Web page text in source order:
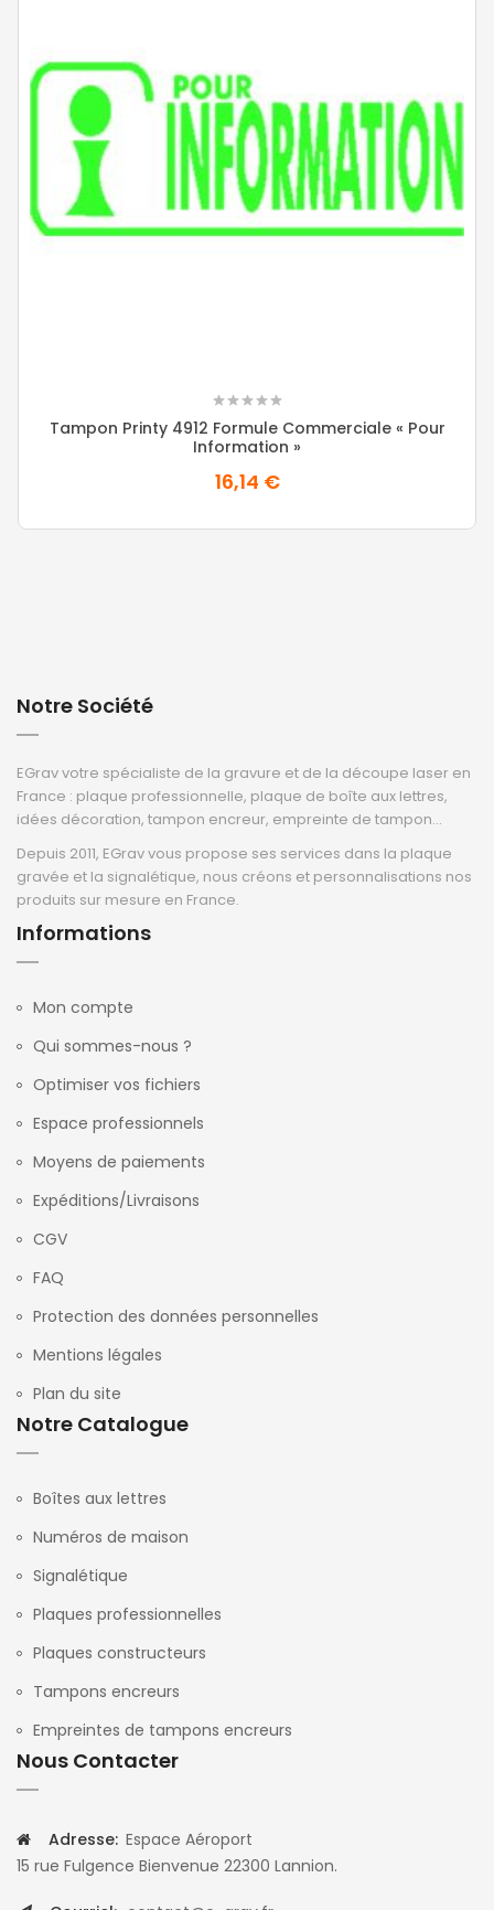
Tampon Printy 4912 Formule Commerciale « Pour
Information »
16,14 €
Notre Société
EGrav votre spécialiste de la gravure et de la découpe laser en
France : plaque professionnelle, plaque de boîte aux lettres,
idées décoration, tampon encreur, empreinte de tampon...
Depuis 2011, EGrav vous propose ses services dans la plaque
gravée et la signalétique, nous créons et personnalisations nos
produits sur mesure en France.
Informations
Mon compte
Qui sommes-nous ?
Optimiser vos fichiers
Espace professionnels
Moyens de paiements
Expéditions/Livraisons
CGV
FAQ
Protection des données personnelles
Mentions légales
Plan du site
Notre Catalogue
Boîtes aux lettres
Numéros de maison
Signalétique
Plaques professionnelles
Plaques constructeurs
Tampons encreurs
Empreintes de tampons encreurs
Nous Contacter
Adresse: Espace Aéroport
15 rue Fulgence Bienvenue 22300 Lannion.